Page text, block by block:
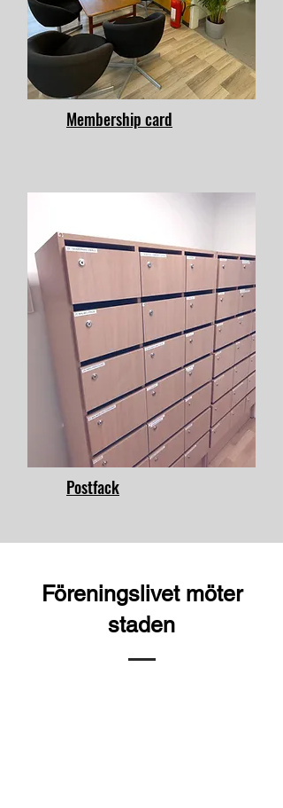
Membership card
Postfack
Föreningslivet möter
staden